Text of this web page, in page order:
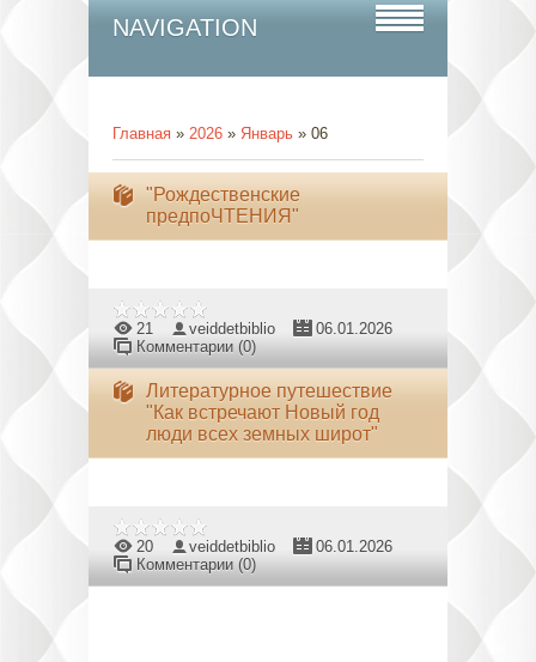
NAVIGATION
Главная » 2026 » Январь » 06
"Рождественские
предпоЧТЕНИЯ"
21 veiddetbiblio
06.01.2026
Комментарии (0)
Литературное путешествие
"Как встречают Новый год
люди всех земных широт"
20 veiddetbiblio
06.01.2026
Комментарии (0)